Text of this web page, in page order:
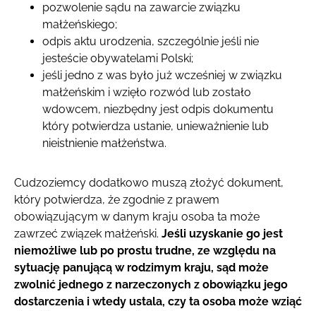
pozwolenie sądu na zawarcie związku
małżeńskiego;
odpis aktu urodzenia, szczególnie jeśli nie
jesteście obywatelami Polski;
jeśli jedno z was było już wcześniej w związku
małżeńskim i wzięło rozwód lub zostało
wdowcem, niezbędny jest odpis dokumentu
który potwierdza ustanie, unieważnienie lub
nieistnienie małżeństwa.
Cudzoziemcy dodatkowo muszą złożyć dokument,
który potwierdza, że zgodnie z prawem
obowiązującym w danym kraju osoba ta może
zawrzeć związek małżeński. Jeśli uzyskanie go jest
niemożliwe lub po prostu trudne, ze względu na
sytuację panującą w rodzimym kraju, sąd może
zwolnić jednego z narzeczonych z obowiązku jego
dostarczenia i wtedy ustala, czy ta osoba może wziąć